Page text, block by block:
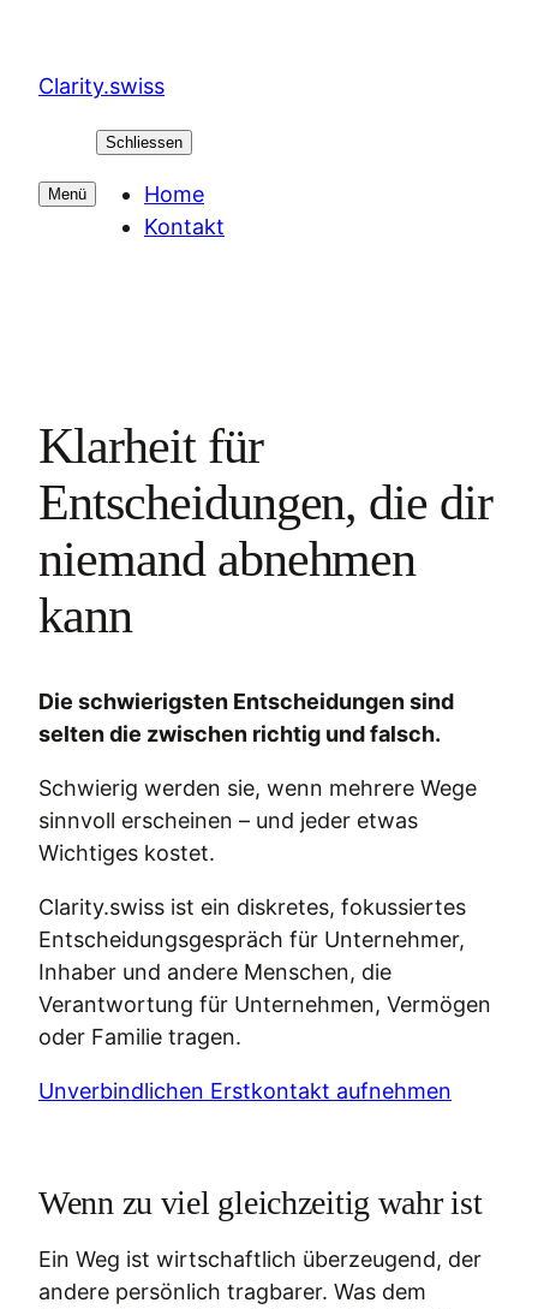
springen
Clarity.swiss
Menü
Schliessen
Home
Kontakt
Klarheit für
Entscheidungen, die dir
niemand abnehmen
kann
Die schwierigsten Entscheidungen sind
selten die zwischen richtig und falsch.
Schwierig werden sie, wenn mehrere Wege
sinnvoll erscheinen – und jeder etwas
Wichtiges kostet.
Clarity.swiss ist ein diskretes, fokussiertes
Entscheidungsgespräch für Unternehmer,
Inhaber und andere Menschen, die
Verantwortung für Unternehmen, Vermögen
oder Familie tragen.
Unverbindlichen Erstkontakt aufnehmen
Wenn zu viel gleichzeitig wahr ist
Ein Weg ist wirtschaftlich überzeugend, der
andere persönlich tragbarer. Was dem